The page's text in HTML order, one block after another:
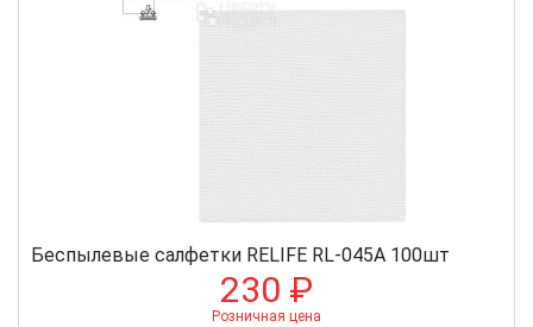
Беспылевые салфетки RELIFE RL-045A 100шт
230 ₽
Розничная цена